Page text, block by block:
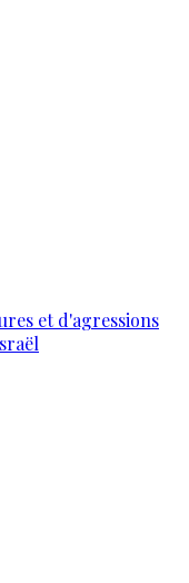
et d'agressions